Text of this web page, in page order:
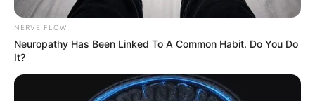
58 0 0
NERVE FLOW
Neuropathy Has Been Linked To A Common Habit. Do You Do
It?